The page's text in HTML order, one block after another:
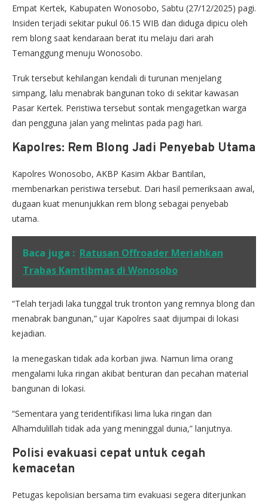
Empat Kertek, Kabupaten Wonosobo, Sabtu (27/12/2025) pagi.
Insiden terjadi sekitar pukul 06.15 WIB dan diduga dipicu oleh
rem blong saat kendaraan berat itu melaju dari arah
Temanggung menuju Wonosobo.
Truk tersebut kehilangan kendali di turunan menjelang
simpang, lalu menabrak bangunan toko di sekitar kawasan
Pasar Kertek. Peristiwa tersebut sontak mengagetkan warga
dan pengguna jalan yang melintas pada pagi hari.
Kapolres: Rem Blong Jadi Penyebab Utama
Kapolres Wonosobo, AKBP Kasim Akbar Bantilan,
membenarkan peristiwa tersebut. Dari hasil pemeriksaan awal,
dugaan kuat menunjukkan rem blong sebagai penyebab
utama.
Baca juga : Ratusan Offroader Meriahkan
Trabas Kamtibmas di Wonosobo
“Telah terjadi laka tunggal truk tronton yang remnya blong dan
menabrak bangunan,” ujar Kapolres saat dijumpai di lokasi
kejadian.
Ia menegaskan tidak ada korban jiwa. Namun lima orang
mengalami luka ringan akibat benturan dan pecahan material
bangunan di lokasi.
“Sementara yang teridentifikasi lima luka ringan dan
Alhamdulillah tidak ada yang meninggal dunia,” lanjutnya.
Polisi evakuasi cepat untuk cegah
kemacetan
Petugas kepolisian bersama tim evakuasi segera diterjunkan